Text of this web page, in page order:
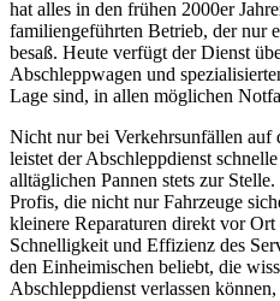
hat alles in den frühen 2000er
familiengeführten Betrieb, der nur
besaß. Heute verfügt der Dienst
Abschleppwagen und
Lage sind, in allen möglichen
Nicht nur bei Verkehrsunfällen auf
leistet der Abschleppdienst
alltäglichen Pannen stets zur
Profis, die nicht nur Fahrzeuge
kleinere Reparaturen direkt vor
Schnelligkeit und Effizienz des
den Einheimischen beliebt, die
Abschleppdienst verlassen